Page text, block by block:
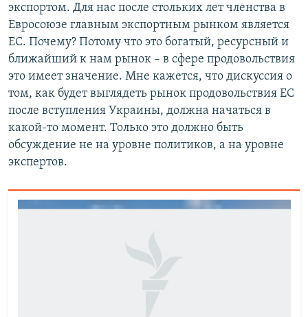
экспортом. Для нас после стольких лет членства в
Евросоюзе главным экспортным рынком является
ЕС. Почему? Потому что это богатый, ресурсный и
ближайший к нам рынок – в сфере продовольствия
это имеет значение. Мне кажется, что дискуссия о
том, как будет выглядеть рынок продовольствия ЕС
после вступления Украины, должна начаться в
какой-то момент. Только это должно быть
обсуждение не на уровне политиков, а на уровне
экспертов.